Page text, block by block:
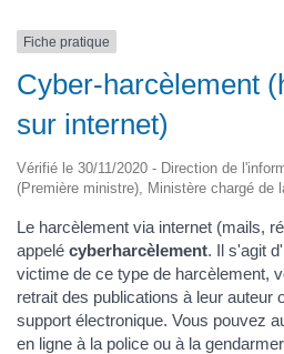
Fiche pratique
Cyber-harcèlement
sur internet)
Vérifié le 30/11/2020 - Direction de
(Première ministre), Ministère chargé de
Le harcèlement via internet (mails,
appelé cyberharcèlement. Il s'agit
victime de ce type de harcèlement,
retrait des publications à leur auteur
support électronique. Vous pouvez
en ligne à la police ou à la